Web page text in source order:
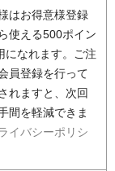
はお得意様登録
使える500ポイン
になれます。ご注
員登録を行って
れますと、次回
間を軽減できま
イバシーポリシ